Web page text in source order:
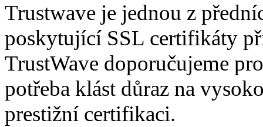
Trustwave je jednou z
poskytující SSL certifikáty
TrustWave doporučujeme
potřeba klást důraz na
prestižní certifikaci.